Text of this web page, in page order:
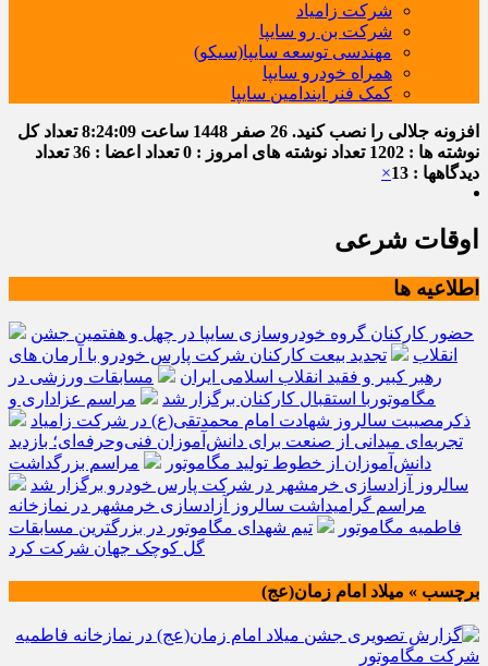
شرکت زامیاد
شرکت بن رو سایپا
مهندسی توسعه سایپا(سیکو)
همراه خودرو سایپا
کمک فنر ایندامین سایپا
افزونه جلالی را نصب کنید. 26 صفر 1448 ساعت 8:24:10تعداد کل
نوشته ها : 1202
تعداد نوشته های امروز : 0 تعداد اعضا : 36
تعداد
دیدگاهها : 13
×
اوقات شرعی
اطلاعیه ها
حضور کارکنان گروه خودروسازی سایپا در چهل و هفتمین جشن
انقلاب
تجدید بیعت کارکنان شرکت پارس خودرو با آرمان های
رهبر کبیر و فقید انقلاب اسلامی ایران
مسابقات ورزشی در
مگاموتوربا استقبال کارکنان برگزار شد
مراسم عزاداری و
ذکرمصیبت سالروز شهادت امام محمدتقی(ع) در شرکت زامیاد
تجربه‌ای میدانی از صنعت برای دانش‌آموزان فنی‌وحرفه‌ای؛ بازدید
دانش‌آموزان از خطوط تولید مگاموتور
مراسم بزرگداشت
سالروز آزادسازی خرمشهر در شرکت پارس خودرو برگزار شد
مراسم گرامیداشت سالروز آزادسازی خرمشهر در نمازخانه
فاطمیه مگاموتور
تیم شهدای مگاموتور در بزرگترین مسابقات
گل کوچک جهان شرکت کرد
برچسب » میلاد امام زمان(عج)